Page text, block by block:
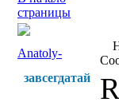
страницы
Anatoly-
завсегдатай